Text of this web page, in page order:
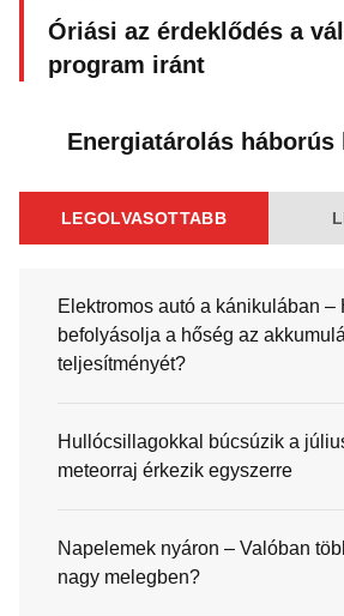
Óriási az érdeklődés a
program iránt
Energiatárolás háborús
LEGOLVASOTTABB
Elektromos autó a kánikulában –
befolyásolja a hőség az
teljesítményét?
Hullócsillagokkal búcsúzik a
meteorraj érkezik egyszerre
Napelemek nyáron – Valóban
nagy melegben?